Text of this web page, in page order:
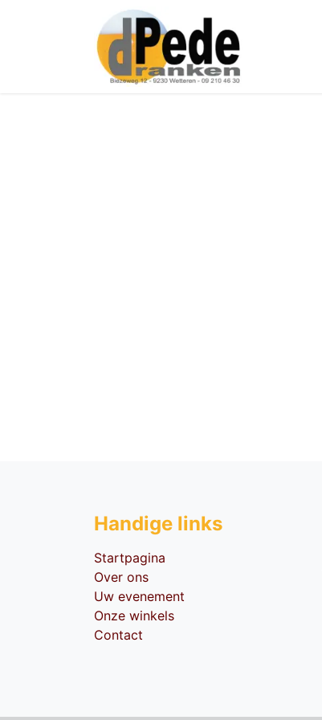
Handige li​nks
Startpagina
Over ons
Uw evenement
Onze winkels
Contact